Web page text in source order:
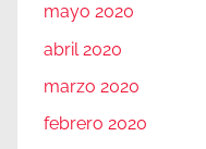
mayo 2020
abril 2020
marzo 2020
febrero 2020